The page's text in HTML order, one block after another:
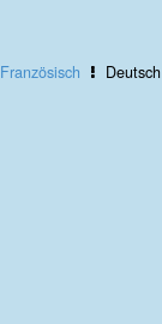
Französisch Deutsch